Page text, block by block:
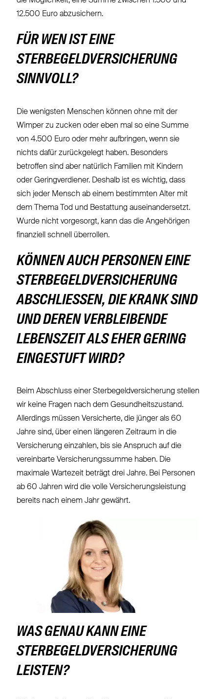
12.500 Euro abzusichern.
FÜR WEN IST EINE
STERBEGELDVERSICHERUNG
SINNVOLL?
Die wenigsten Menschen können ohne mit der
Wimper zu zucken oder eben mal so eine Summe
von 4.500 Euro oder mehr aufbringen, wenn sie
nichts dafür zurückgelegt haben. Besonders
betroffen sind aber natürlich Familien mit Kindern
oder Geringverdiener. Deshalb ist es wichtig, dass
sich jeder Mensch ab einem bestimmten Alter mit
dem Thema Tod und Bestattung auseinandersetzt.
Wurde nicht vorgesorgt, kann das die Angehörigen
finanziell schnell überrollen.
KÖNNEN AUCH PERSONEN EINE
STERBEGELDVERSICHERUNG
ABSCHLIESSEN, DIE KRANK SIND U
ND DEREN VERBLEIBENDE L
EBENSZEIT ALS EHER GERING E
INGESTUFT WIRD?
Beim Abschluss einer Sterbegeldversicherung stellen
wir keine Fragen nach dem Gesundheitszustand.
Allerdings müssen Versicherte, die jünger als 60
Jahre sind, über einen längeren Zeitraum in die
Versicherung einzahlen, bis sie Anspruch auf die
vereinbarte Versicherungssumme haben. Die
maximale Wartezeit beträgt drei Jahre. Bei Personen
ab 60 Jahren wird die volle Versicherungsleistung
bereits nach einem Jahr gewährt.
WAS GENAU KANN EINE
STERBEGELDVERSICHERUNG
LEISTEN?